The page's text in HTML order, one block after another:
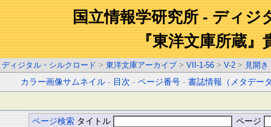
国立情報学研究所 - ディジ
『東洋文庫所蔵』
ディジタル・シルクロード > 東洋文庫アーカイブ > VII-1-56 > V-2 > 見開き
カラー画像サムネイル - 目次 -ページ番号 -書誌情報（メタデー
ページ検索 タイトル ページ